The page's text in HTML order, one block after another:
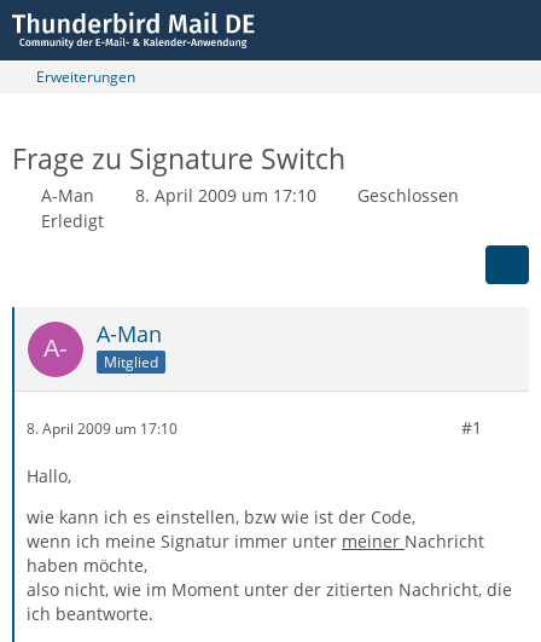
Erweiterungen
Frage zu Signature Switch
A-Man 8. April 2009 um 17:10
Geschlossen
Erledigt
A-Man
Mitglied
8. April 2009 um 17:10 #1
Hallo,
wie kann ich es einstellen, bzw wie ist der Code,
wenn ich meine Signatur immer unter meiner Nachricht
haben möchte,
also nicht, wie im Moment unter der zitierten Nachricht, die
ich beantworte.